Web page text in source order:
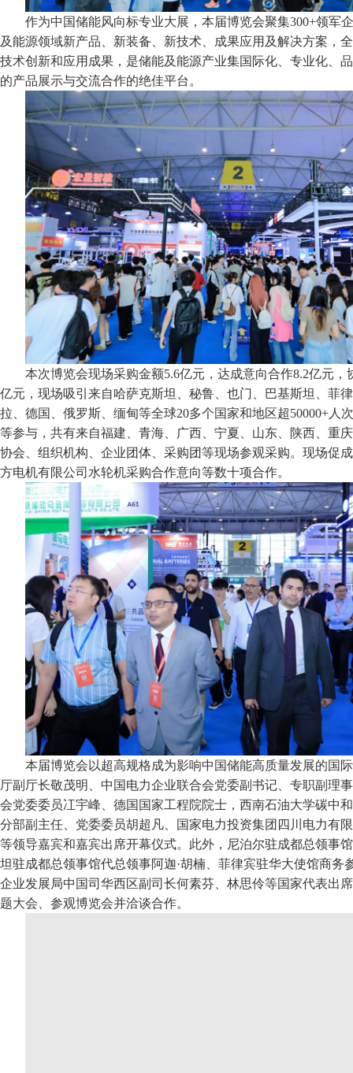
作为中国储能风向标专业大展，本届博览会聚集300+领军
及能源领域新产品、新装备、新技术、成果应用及解决方案，
技术创新和应用成果，是储能及能源产业集国际化、专业化、
的产品展示与交流合作的绝佳平台。
本次博览会现场采购金额5.6亿元，达成意向合作8.2亿元，
亿元，现场吸引来自哈萨克斯坦、秘鲁、也门、巴基斯坦、菲
拉、德国、俄罗斯、缅甸等全球20多个国家和地区超50000+人
等参与，共有来自福建、青海、广西、宁夏、山东、陕西、重
协会、组织机构、企业团体、采购团等现场参观采购。现场促
方电机有限公司水轮机采购合作意向等数十项合作。
本届博览会以超高规格成为影响中国储能高质量发展的国
厅副厅长敬茂明、中国电力企业联合会党委副书记、专职副理
会党委委员冮宇峰、德国国家工程院院士，西南石油大学碳中
分部副主任、党委委员胡超凡、国家电力投资集团四川电力有
等领导嘉宾和嘉宾出席开幕仪式。此外，尼泊尔驻成都总领事
坦驻成都总领事馆代总领事阿迦·胡楠、菲律宾驻华大使馆商务
企业发展局中国司华西区副司长何素芬、林思伶等国家代表出
题大会、参观博览会并洽谈合作。